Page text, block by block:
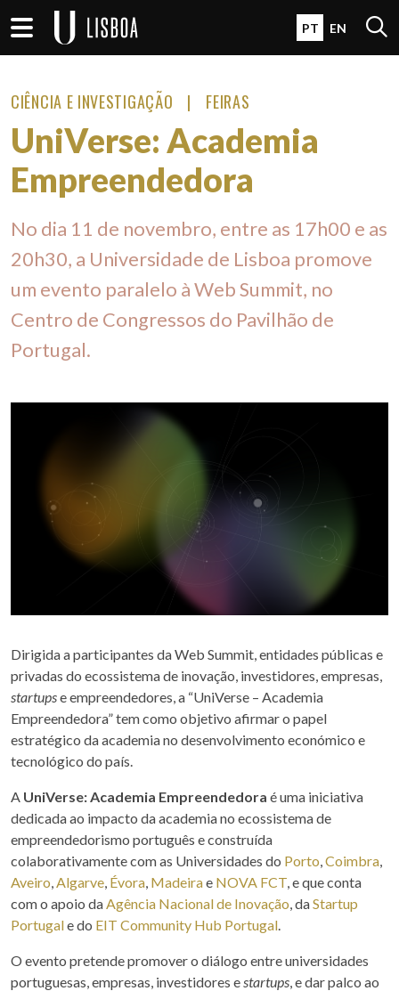
Passar para o conteúdo principal
PT EN Open
CIÊNCIA E INVESTIGAÇÃO FEIRAS
UniVerse: Academia
Empreendedora
No dia 11 de novembro, entre as 17h00 e as
20h30, a Universidade de Lisboa promove
um evento paralelo à Web Summit, no
Centro de Congressos do Pavilhão de
Portugal.
Dirigida a participantes da Web Summit, entidades públicas e
privadas do ecossistema de inovação, investidores, empresas,
startupse empreendedores, a “UniVerse – Academia
Empreendedora” tem como objetivo afirmar o papel
estratégico da academia no desenvolvimento económico e
tecnológico do país.
A UniVerse: Academia Empreendedora é uma iniciativa
dedicada ao impacto da academia no ecossistema de
empreendedorismo português e construída
colaborativamente com as Universidades do Porto Coimbra
Aveiro Algarve Évora Madeirae NOVA FCT , e que conta
com o apoio da Agência Nacional de Inovação , daStartup
Portugale do EIT Community Hub Portugal
O evento pretende promover o diálogo entre universidades
portuguesas, empresas, investidores e startups , e dar palco ao